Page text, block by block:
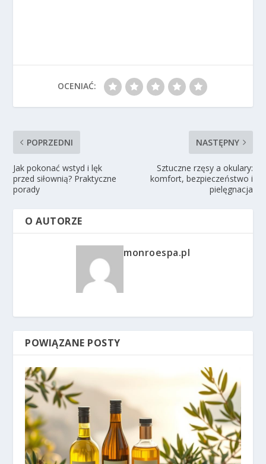
OCENIAĆ:
POPRZEDNI
Jak pokonać wstyd i lęk
przed siłownią? Praktyczne
porady
NASTĘPNY
Sztuczne rzęsy a okulary:
komfort, bezpieczeństwo i
pielęgnacja
O AUTORZE
monroespa.pl
POWIĄZANE POSTY